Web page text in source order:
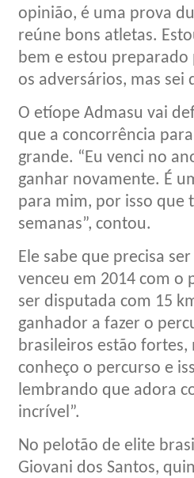
opinião, é uma prova
reúne bons atletas.
bem e estou
os adversários, mas sei
O etíope Admasu vai
que a concorrência
grande. “Eu venci no
ganhar novamente. É
para mim, por isso que
semanas”, contou.
Ele sabe que precisa
venceu em 2014 com o
ser disputada com 15
ganhador a fazer o
brasileiros estão
conheço o percurso e
lembrando que adora
incrível”.
No pelotão de elite
Giovani dos Santos,